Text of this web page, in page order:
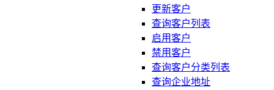
更新客户
查询客户列表
启用客户
禁用客户
查询客户分类列表
查询企业地址